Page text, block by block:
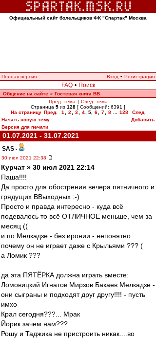
Официальный сайт болельщиков ФК "Спартак" Москва
Полная версия Вход • Регистрация
FAQ • Поиск
Общение на сайте » Гостевая книга ВВ
Пред. тема | След. тема
Страница 5 из 128 [ Сообщений: 6391 ]
На страницу Пред. 1 2 3 4 5, 6 7 8 128
След.
Начать новую тему
Добавить
Версия для печати
01.07.2021 - 31.07.2021
SAS -
30 июл 2021 22:38
Курчат » 30 июл 2021 22:14
Паша!!!!
Да просто для обострения вечера пятничного и
грядущих ВВыходных :-)
Просто и правда интересно - куда всё
подевалось то всё ОТЛИЧНОЕ меньше, чем за
месяц ((
и по Мелкадзе - без иронии - непонятно
почему он не играет даже с Крыльями ??? (
а Ломик ???
да эта ПЯТЁРКА должна играть вместе:
Ломовицкий Игнатов Мирзов Бакаев Мелкадзе -
они сыграны и подходят друг другу!!!! - пусть
имхо
Крал сегодня???... Мрак
Йорик зачем нам???
Рошу и Таджика не пристроить никак....во